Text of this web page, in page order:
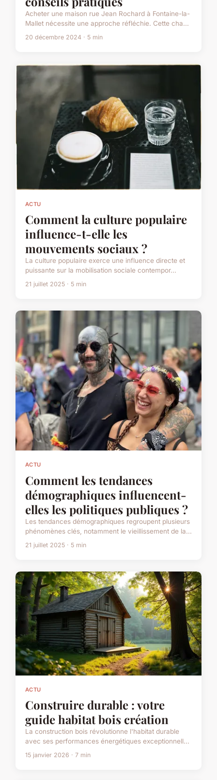
Acheter une maison rue Jean Rochard à Fontaine-la-
Mallet nécessite une approche réfléchie. Cette cha...
20 décembre 2024 · 5 min
ACTU
Comment la culture populaire
influence-t-elle les
mouvements sociaux ?
La culture populaire exerce une influence directe et
puissante sur la mobilisation sociale contempor...
21 juillet 2025 · 5 min
ACTU
Comment les tendances
démographiques influencent-
elles les politiques publiques ?
Les tendances démographiques regroupent plusieurs
phénomènes clés, notamment le vieillissement de la...
21 juillet 2025 · 5 min
ACTU
Construire durable : votre
guide habitat bois création
La construction bois révolutionne l'habitat durable
avec ses performances énergétiques exceptionnell...
15 janvier 2026 · 7 min